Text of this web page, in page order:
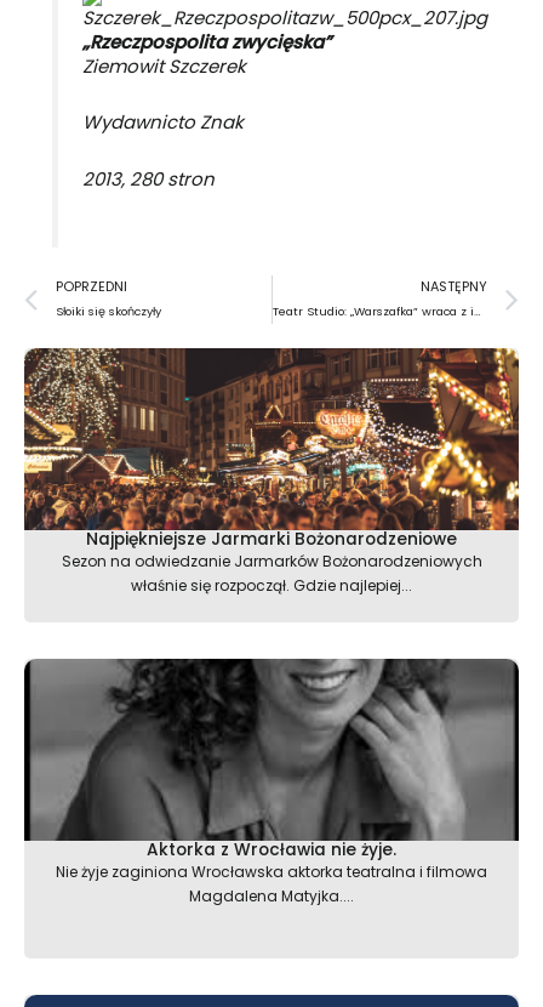
„Rzeczpospolita zwycięska”
Ziemowit Szczerek
Wydawnicto Znak
2013, 280 stron
Prev
POPRZEDNI
Słoiki się skończyły
NASTĘPNY
Najpiękniejsze Jarmarki Bożonarodzeniowe
Sezon na odwiedzanie Jarmarków Bożonarodzeniowych
właśnie się rozpoczął. Gdzie najlepiej...
Aktorka z Wrocławia nie żyje.
Nie żyje zaginiona Wrocławska aktorka teatralna i filmowa
Magdalena Matyjka....